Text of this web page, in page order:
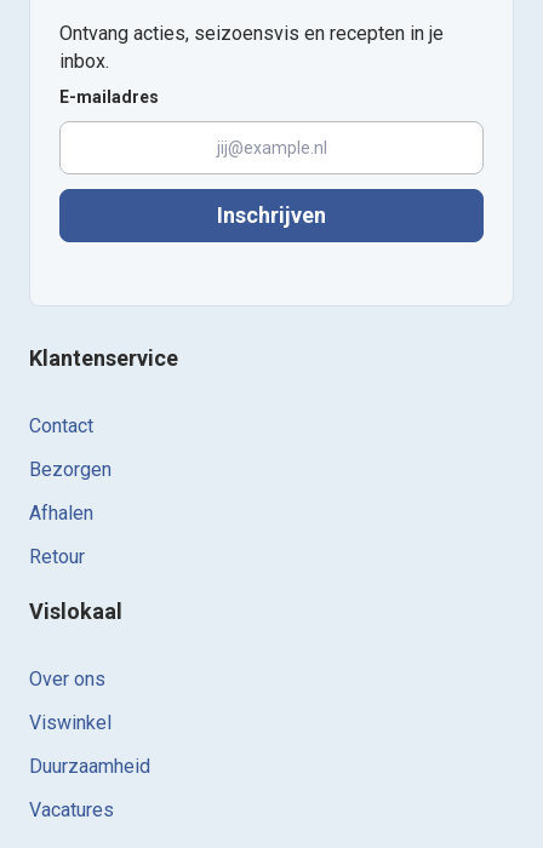
Ontvang acties, seizoensvis en recepten in je
inbox.
E-mailadres
Inschrijven
Klantenservice
Contact
Bezorgen
Afhalen
Retour
Vislokaal
Over ons
Viswinkel
Duurzaamheid
Vacatures